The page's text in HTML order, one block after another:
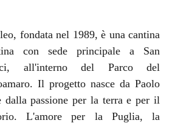
fondata nel 1989, è una cantina
con sede principale a San
all'interno del Parco del
Il progetto nasce da Paolo
dalla passione per la terra e per il
L'amore per la Puglia, la